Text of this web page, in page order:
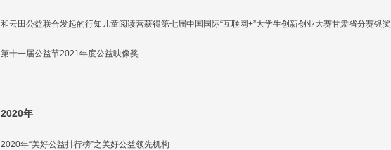
和云田公益联合发起的行知儿童阅读营获得第七届中国国际“互联网+”大学生创新创业大赛甘肃省分赛银奖
第十一届公益节2021年度公益映像奖
2020年
2020年“美好公益排行榜”之美好公益领先机构